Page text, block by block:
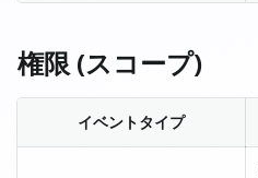
権限 (スコープ)
イベントタイプ